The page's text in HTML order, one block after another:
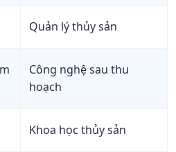
Quản lý thủy sản
Công nghệ sau thu
hoạch
Khoa học thủy sản